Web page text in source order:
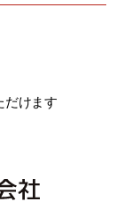
だけます